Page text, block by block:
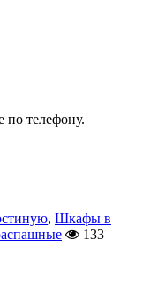
по телефону.
, Шкафы в
133